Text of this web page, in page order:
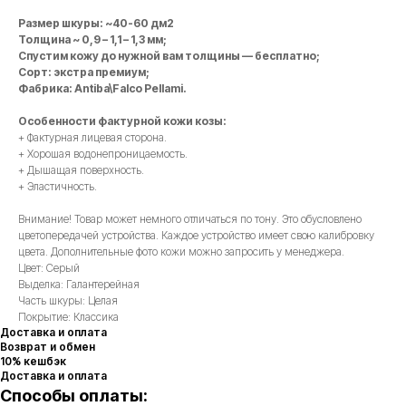
Размер шкуры: ~40-60 дм2
Толщина ~ 0,9 – 1,1 – 1,3 мм;
Спустим кожу до нужной вам толщины — бесплатно;
Сорт: экстра премиум;
Фабрика: Antiba\Falco Pellami.
Особенности фактурной кожи козы:
+ Фактурная лицевая сторона.
+ Хорошая водонепроницаемость.
+ Дышащая поверхность.
+ Эластичность.
Внимание! Товар может немного отличаться по тону. Это обусловлено
цветопередачей устройства. Каждое устройство имеет свою калибровку
цвета. Дополнительные фото кожи можно запросить у менеджера.
Цвет: Серый
Выделка: Галантерейная
Часть шкуры: Целая
Покрытие: Классика
Доставка и оплата
Возврат и обмен
10% кешбэк
Доставка и оплата
Способы оплаты: